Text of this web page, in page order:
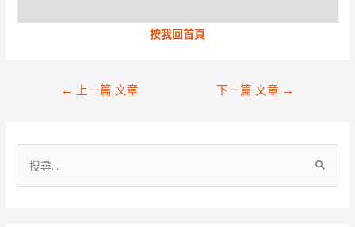
按我回首頁
覽
← 上一篇 文章 下一篇 文章 →